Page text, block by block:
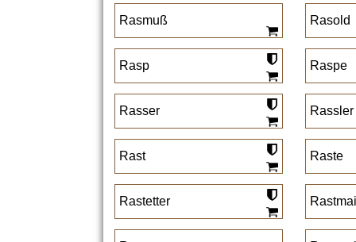
Rasmuß Rasold
Rasp Raspe
Rasser Rassler
Rast Raste
Rastetter